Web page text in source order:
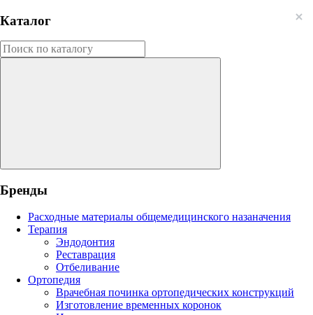
Каталог
Бренды
Расходные материалы общемедицинского назаначения
Терапия
Эндодонтия
Реставрация
Отбеливание
Ортопедия
Врачебная починка ортопедических конструкций
Изготовление временных коронок